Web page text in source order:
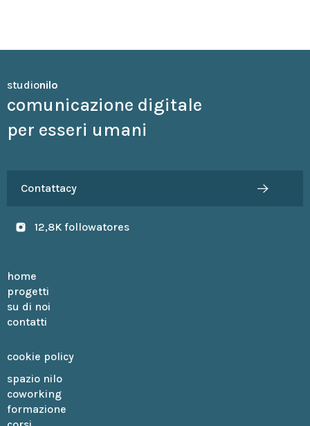
studionilo
comunicazione digitale
per esseri umani
12,8K followatores
Contattacy
home
progetti
su di noi
contatti
cookie policy
spazio nilo
coworking
formazione